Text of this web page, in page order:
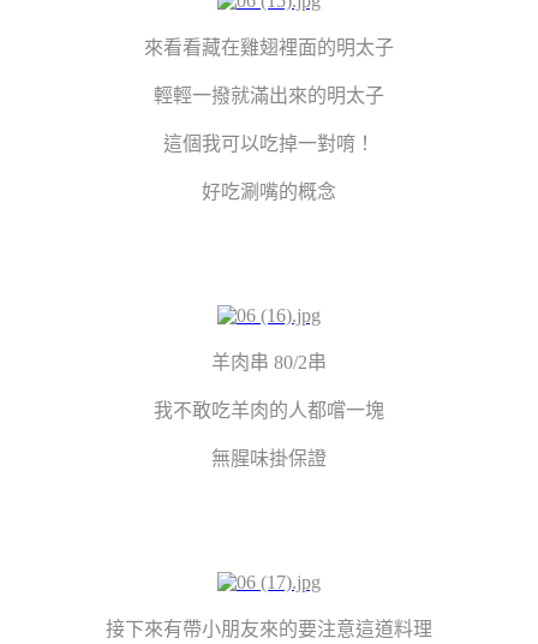
來看看藏在雞翅裡面的明太子
輕輕一撥就滿出來的明太子
這個我可以吃掉一對唷！
好吃涮嘴的概念
羊肉串 80/2串
我不敢吃羊肉的人都嚐一塊
無腥味掛保證
接下來有帶小朋友來的要注意這道料理